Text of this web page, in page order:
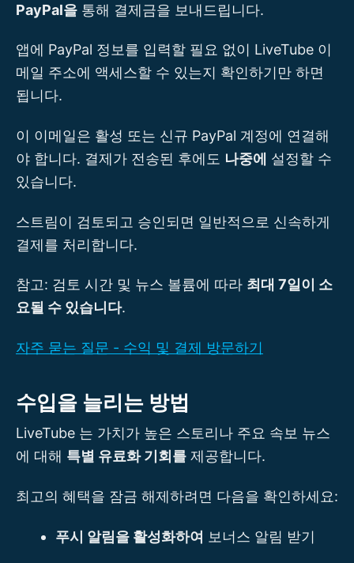
PayPal을 통해 결제금을 보내드립니다.
앱에 PayPal 정보를 입력할 필요 없이 LiveTube 이
메일 주소에 액세스할 수 있는지 확인하기만 하면
됩니다.
이 이메일은 활성 또는 신규 PayPal 계정에 연결해
야 합니다. 결제가 전송된 후에도 나중에 설정할 수
있습니다.
스트림이 검토되고 승인되면 일반적으로 신속하게
결제를 처리합니다.
참고: 검토 시간 및 뉴스 볼륨에 따라 최대 7일이 소
요될 수 있습니다.
자주 묻는 질문 - 수익 및 결제 방문하기
수입을 늘리는 방법
LiveTube 는 가치가 높은 스토리나 주요 속보 뉴스
에 대해 특별 유료화 기회를 제공합니다.
최고의 혜택을 잠금 해제하려면 다음을 확인하세요:
푸시 알림을 활성화하여 보너스 알림 받기